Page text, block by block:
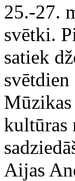
25.-27.
svētki.
satiek
Mūzikas
kultūras
Aijas